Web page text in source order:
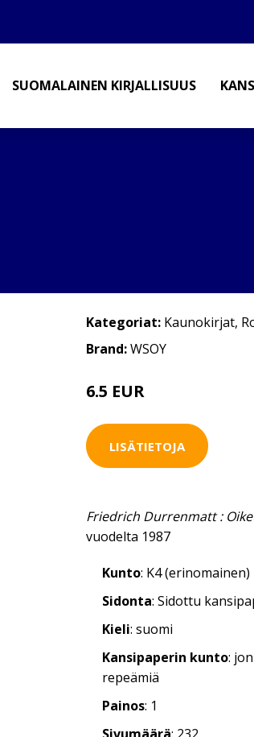
SUOMALAINEN KIRJALLISUUS
Kategoriat: Kaunokirjat,
Brand:WSOY
6.5 EUR
LISÄTIETOJA
Friedrich Durrenmatt :
vuodelta 1987
Kunto: K4 (erinomainen)
Sidonta: Sidottu
Kieli: suomi
Kansipaperin kunto:
repeämiä
Painos: 1